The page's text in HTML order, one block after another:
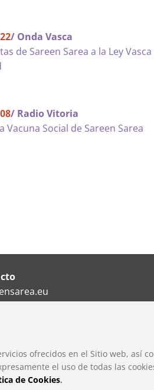
/ Onda Vasca
de Sareen Sarea a la Ley
/ Radio Vitoria
Vacuna Social de Sareen Sarea
|Política de Privacidad|Política de
ofrecidos en el Sitio web, así
el uso de todas las
de Cookies.